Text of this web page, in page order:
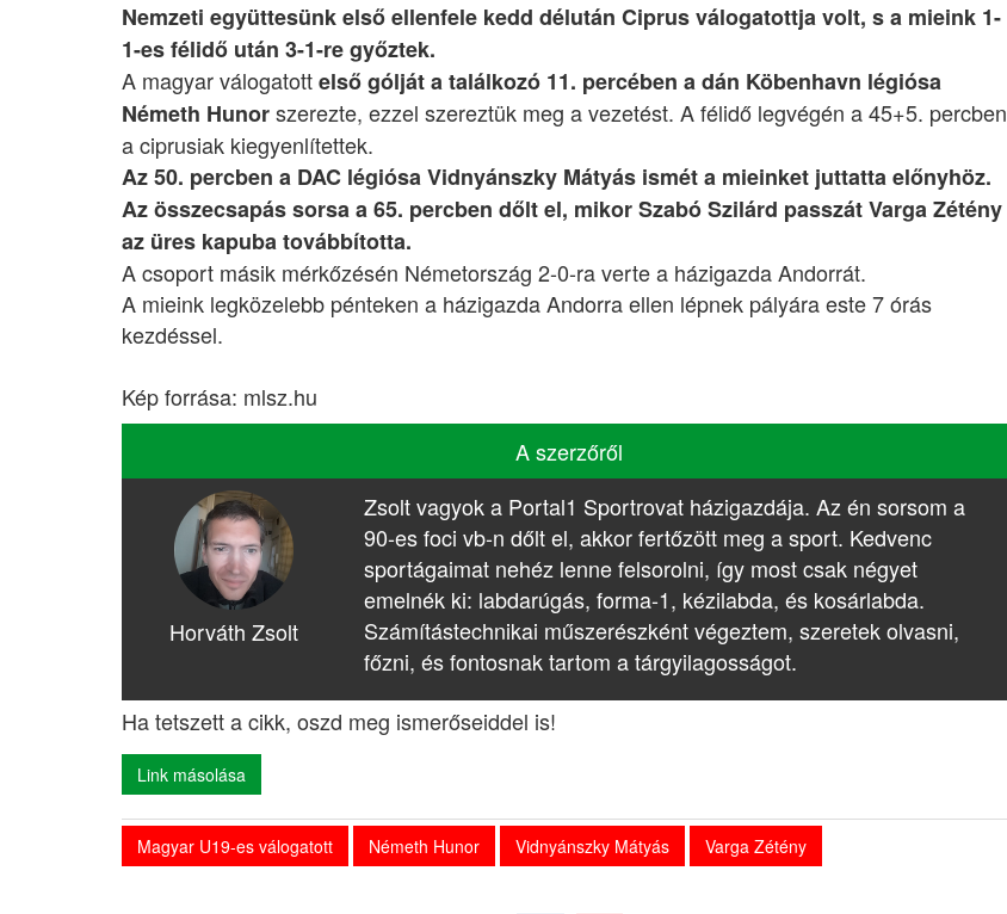
Nemzeti együttesünk első ellenfele kedd délután Ciprus válogatottja volt, s a mieink 1-
1-es félidő után 3-1-re győztek.
A magyar válogatottelső gólját a találkozó 11. percében a dán Köbenhavn légiósa
Németh Hunorszerezte, ezzel szereztük meg a vezetést. A félidő legvégén a 45+5. percben
a ciprusiak kiegyenlítettek.
Az 50. percben a DAC légiósa Vidnyánszky Mátyás ismét a mieinket juttatta előnyhöz.
Az összecsapás sorsa a 65. percben dőlt el, mikor Szabó Szilárd passzát Varga Zétény
az üres kapuba továbbította.
A csoport másik mérkőzésén Németország 2-0-ra verte a házigazda Andorrát.
A mieink legközelebb pénteken a házigazda Andorra ellen lépnek pályára este 7 órás
kezdéssel.
Kép forrása: mlsz.hu
A szerzőről
Horváth Zsolt
Zsolt vagyok a Portal1 Sportrovat házigazdája. Az én sorsom a
90-es foci vb-n dőlt el, akkor fertőzött meg a sport. Kedvenc
sportágaimat nehéz lenne felsorolni, így most csak négyet
emelnék ki: labdarúgás, forma-1, kézilabda, és kosárlabda.
Számítástechnikai műszerészként végeztem, szeretek olvasni,
főzni, és fontosnak tartom a tárgyilagosságot.
Ha tetszett a cikk, oszd meg ismerőseiddel is!
Link másolása
Magyar U19-es válogatott Németh Hunor Vidnyánszky Mátyás Varga Zétény